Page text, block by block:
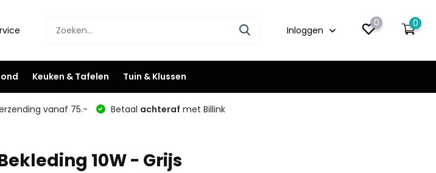
Inloggen
0 0
Keuken & Tafelen Tuin & Klussen
vanaf 75.- Betaal achteraf met Billink
10W - Grijs